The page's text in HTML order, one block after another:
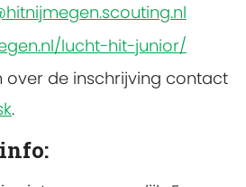
lucht-hit-junior/
over de inschrijving contact
.